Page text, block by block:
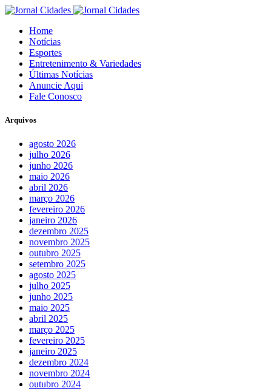
Home
Notícias
Esportes
Entretenimento & Variedades
Últimas Notícias
Anuncie Aqui
Fale Conosco
Arquivos
agosto 2026
julho 2026
junho 2026
maio 2026
abril 2026
março 2026
fevereiro 2026
janeiro 2026
dezembro 2025
novembro 2025
outubro 2025
setembro 2025
agosto 2025
julho 2025
junho 2025
maio 2025
abril 2025
março 2025
fevereiro 2025
janeiro 2025
dezembro 2024
novembro 2024
outubro 2024